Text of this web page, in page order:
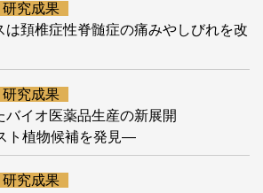
研究成果
は頚椎症性脊髄症の痛みやしびれを改
研究成果
バイオ医薬品生産の新展開
ト植物候補を発見―
研究成果